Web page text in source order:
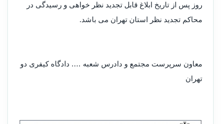
روز پس از تاریخ ابلاغ قابل تجدید نظر خواهی و رسیدگی در
محاکم تجدید نظر استان تهران می باشد.
معاون سرپرست مجتمع و دادرس شعبه …. دادگاه کیفری دو
تهران